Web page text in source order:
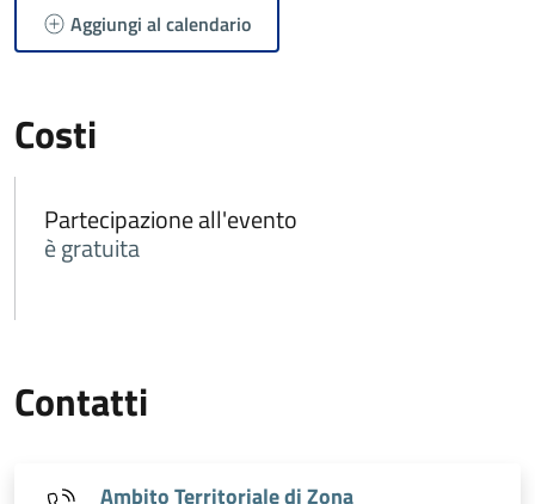
Aggiungi al calendario
Costi
Partecipazione all'evento
è gratuita
Contatti
Ambito Territoriale di Zona